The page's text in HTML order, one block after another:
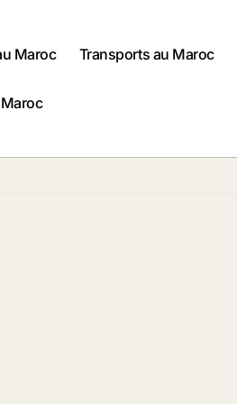
Maroc Transports au Maroc